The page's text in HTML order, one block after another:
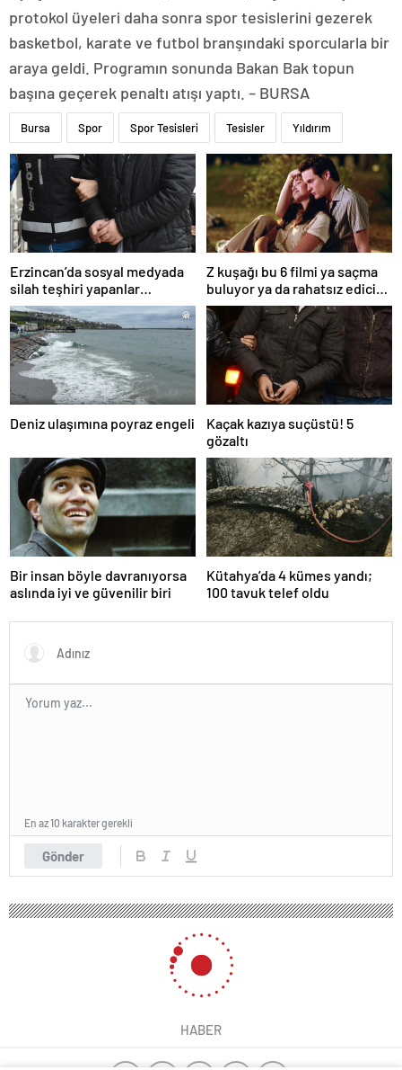
protokol üyeleri daha sonra spor tesislerini gezerek
basketbol, karate ve futbol branşındaki sporcularla bir
araya geldi. Programın sonunda Bakan Bak topun
başına geçerek penaltı atışı yaptı. – BURSA
Bursa Spor Spor Tesisleri Tesisler Yıldırım
Erzincan’da sosyal medyada
silah teşhiri yapanlar
yakalandı
Z kuşağı bu 6 filmi ya saçma
buluyor ya da rahatsız edici
ve toksik!
Deniz ulaşımına poyraz engeli
Kaçak kazıya suçüstü! 5
gözaltı
Bir insan böyle davranıyorsa
aslında iyi ve güvenilir biri
Kütahya’da 4 kümes yandı;
100 tavuk telef oldu
Gönder
En az 10 karakter gerekli
HABER